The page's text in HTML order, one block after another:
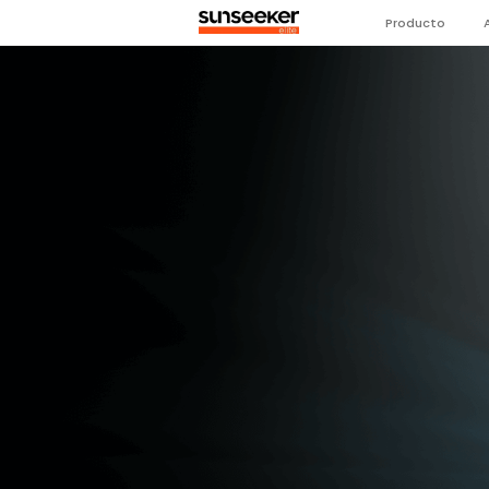
Producto